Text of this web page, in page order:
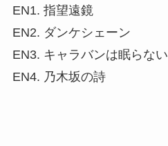
EN1. 指望遠鏡
EN2. ダンケシェーン
EN3. キャラバンは眠らない
EN4. 乃木坂の詩